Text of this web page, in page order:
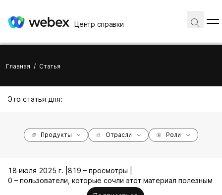
Центр справки
Главная / Статья
Это статья для:
Продукты Отрасли Роли
18 июля 2025 г. | 819 – просмотры |
0 – пользователи, которые сочли этот материал полезным